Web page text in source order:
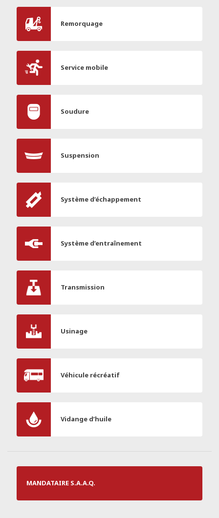
Remorquage
Service mobile
Soudure
Suspension
Système d’échappement
Système d’entraînement
Transmission
Usinage
Véhicule récréatif
Vidange d’huile
MANDATAIRE S.A.A.Q.